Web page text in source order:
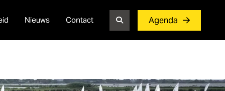
Nieuws Contact Agenda